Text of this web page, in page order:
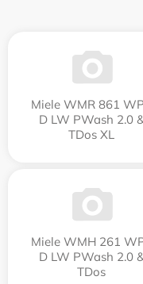
Miele WMR 861
D LW PWash 2.0
TDos XL
Miele WMH 261
D LW PWash 2.0
TDos